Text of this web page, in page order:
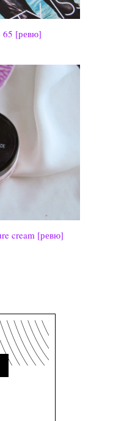
65 [ревю]
cream [ревю]